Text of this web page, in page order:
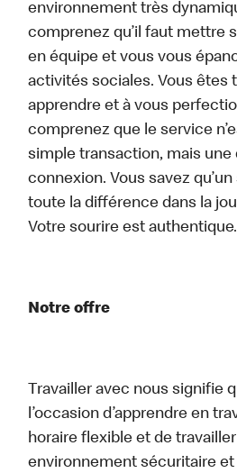
environnement très
comprenez qu’il faut mettre
en équipe et vous vous
activités sociales. Vous êtes
apprendre et à vous
comprenez que le service
simple transaction, mais une
connexion. Vous savez
toute la différence dans la
Votre sourire est
Notre offre
Travailler avec nous signifie
l’occasion d’apprendre en
horaire flexible et de
environnement sécuritaire et